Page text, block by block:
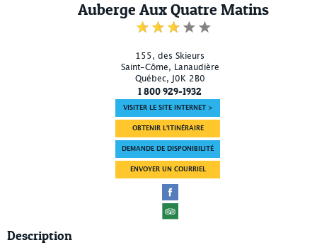
Auberge Aux Quatre Matins
155, des Skieurs
Saint-Côme, Lanaudière
Québec, J0K 2B0
1 800 929-1932
VISITER LE SITE INTERNET >
OBTENIR L'ITINÉRAIRE
DEMANDE DE DISPONIBILITÉ
ENVOYER UN COURRIEL
Description